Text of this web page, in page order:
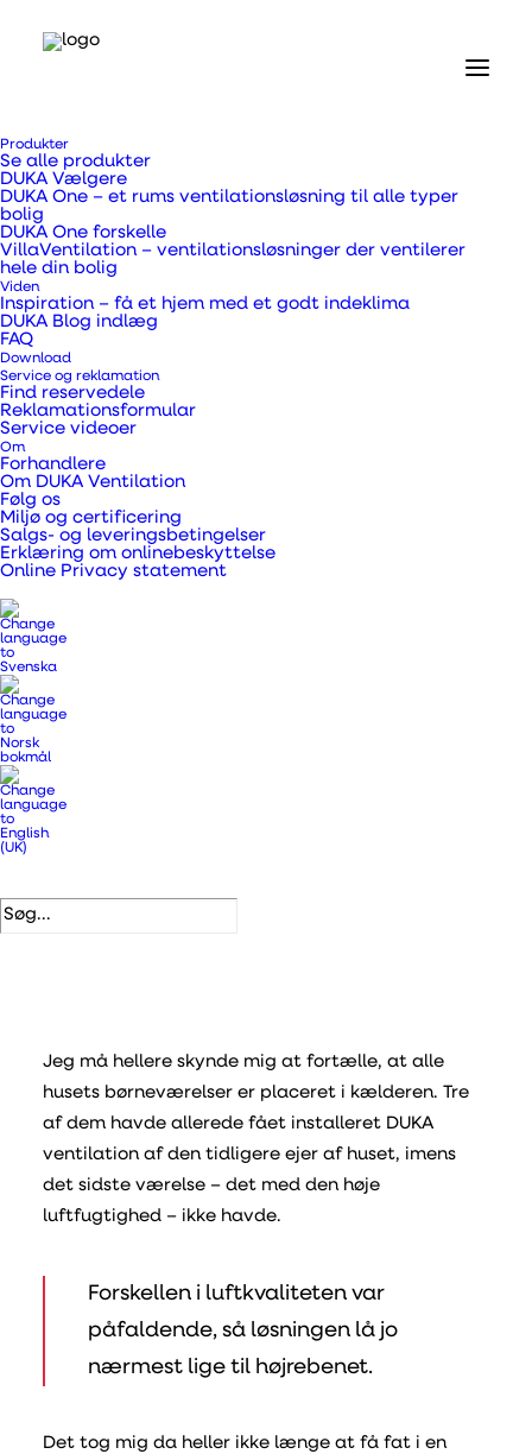
Produkter
Se alle produkter
DUKA Vælgere
DUKA One – et rums ventilationsløsning til alle typer
bolig
DUKA One forskelle
VillaVentilation – ventilationsløsninger der ventilerer
hele din bolig
Viden
Inspiration – få et hjem med et godt indeklima
DUKA Blog indlæg
FAQ
Download
Service og reklamation
Find reservedele
Reklamationsformular
Service videoer
Om
Forhandlere
Om DUKA Ventilation
Følg os
Miljø og certificering
Salgs- og leveringsbetingelser
Erklæring om onlinebeskyttelse
Online Privacy statement
Forskellen var tydelig
- og løsningen enkel
Indenfor den første uge efter jeg var blevet
husejer, havde jeg vand i kælderen to
gange. Vandet fik jeg da også hurtigt styr
på, men værre var det altså med
luftfugtigheden og det dårlige indeklima,
som vi oplevede. Selvom jeg er god til at
Jeg må hellere skynde mig at fortælle, at alle
husets børneværelser er placeret i kælderen. Tre
af dem havde allerede fået installeret DUKA
ventilation af den tidligere ejer af huset, imens
det sidste værelse – det med den høje
luftfugtighed – ikke havde.
Forskellen i luftkvaliteten var
påfaldende, så løsningen lå jo
nærmest lige til højrebenet.
Det tog mig da heller ikke længe at få fat i en